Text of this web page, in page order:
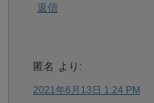
返信
匿名 より:
2021年6月13日 1:24 PM